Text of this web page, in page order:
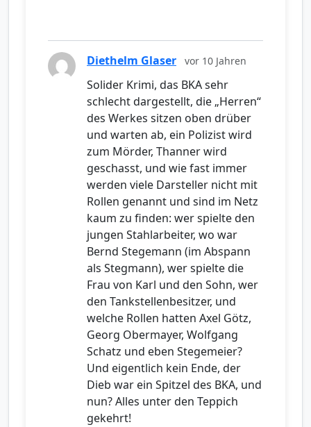
Diethelm Glaser vor 10 Jahren
Solider Krimi, das BKA sehr
schlecht dargestellt, die „Herren“
des Werkes sitzen oben drüber
und warten ab, ein Polizist wird
zum Mörder, Thanner wird
geschasst, und wie fast immer
werden viele Darsteller nicht mit
Rollen genannt und sind im Netz
kaum zu finden: wer spielte den
jungen Stahlarbeiter, wo war
Bernd Stegemann (im Abspann
als Stegmann), wer spielte die
Frau von Karl und den Sohn, wer
den Tankstellenbesitzer, und
welche Rollen hatten Axel Götz,
Georg Obermayer, Wolfgang
Schatz und eben Stegemeier?
Und eigentlich kein Ende, der
Dieb war ein Spitzel des BKA, und
nun? Alles unter den Teppich
gekehrt!